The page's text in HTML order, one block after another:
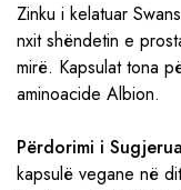
Zinku i kelatuar
nxit shëndetin e
mirë. Kapsulat tona
aminoacide Albion.
Përdorimi i
kapsulë vegane në